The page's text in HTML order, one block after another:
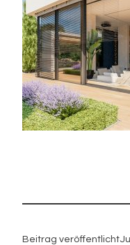
Beitrag veröffentlicht